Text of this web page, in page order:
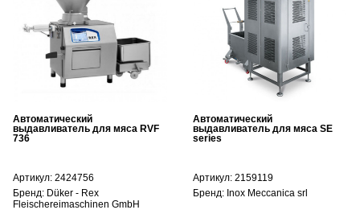
Автоматический
выдавливатель для мяса RVF
736
Артикул: 2424756
Бренд: Düker - Rex
Fleischereimaschinen GmbH
Автоматический
выдавливатель для мяса SE
series
Артикул: 2159119
Бренд: Inox Meccanica srl